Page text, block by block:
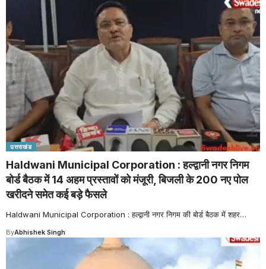
उत्तराखंड
Haldwani Municipal Corporation : हल्द्वानी नगर निगम
बोर्ड बैठक में 14 अहम प्रस्तावों को मंजूरी, बिजली के 200 नए पोल
खरीदने समेत कई बड़े फैसले
Haldwani Municipal Corporation : हल्द्वानी नगर निगम की बोर्ड बैठक में शहर…
ByAbhishek Singh